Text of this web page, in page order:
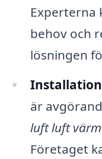
Experterna
behov och
lösningen
är
luft luft
Företaget